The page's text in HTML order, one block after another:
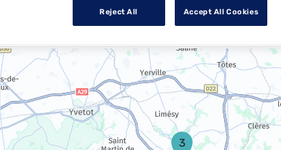
au Petit-Quevilly
3
Reject All Accept All Cookies